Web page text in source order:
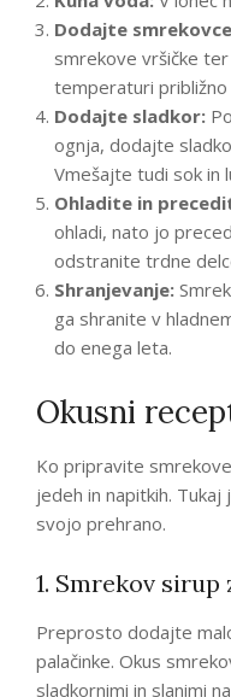
Dodajte
smrekove vršičke
temperaturi približno
Dodajte sladkor:
ognja, dodajte
Vmešajte tudi sok in
Ohladite in
ohladi, nato jo
odstranite trdne
Shranjevanje:
ga shranite v
do enega leta.
Okusni
Ko pripravite
jedeh in napitkih.
svojo prehrano.
1. Smrekov sirup
Preprosto dodajte
palačinke. Okus
sladkornimi in slanimi